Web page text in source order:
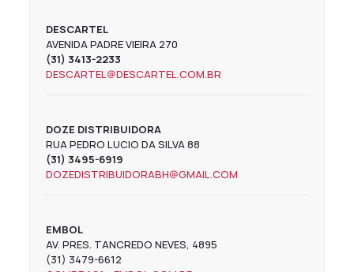
DESCARTEL
AVENIDA PADRE VIEIRA 270
(31) 3413-2233
DESCARTEL@DESCARTEL.COM.BR
DOZE DISTRIBUIDORA
RUA PEDRO LUCIO DA SILVA 88
(31) 3495-6919
DOZEDISTRIBUIDORABH@GMAIL.COM
EMBOL
AV. PRES. TANCREDO NEVES, 4895
(31) 3479-6612